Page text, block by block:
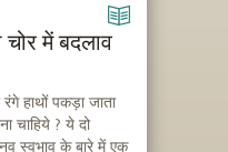
में बदलाव
हाथों पकड़ा जाता
चाहिये ? ये दो
स्वभाव के बारे में एक